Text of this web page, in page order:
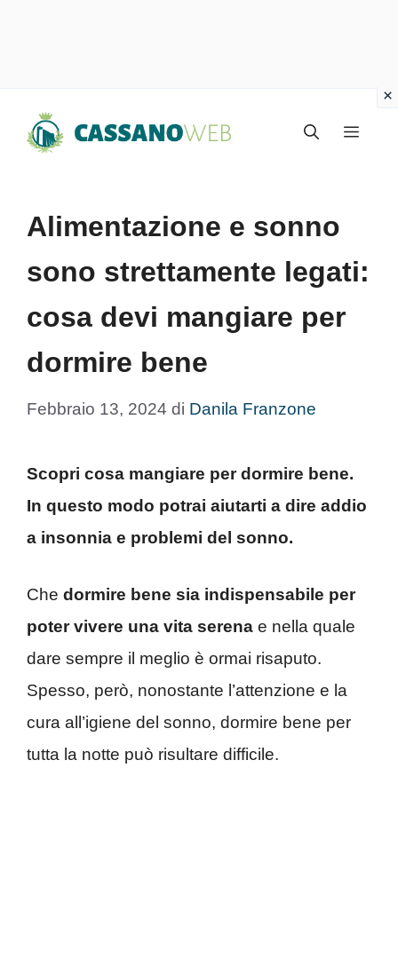
Menu
Alimentazione e sonno
sono strettamente legati:
cosa devi mangiare per
dormire bene
Febbraio 13, 2024 di Danila Franzone
Scopri cosa mangiare per dormire bene.
In questo modo potrai aiutarti a dire addio
a insonnia e problemi del sonno.
Che dormire bene sia indispensabile per
poter vivere una vita serena e nella quale
dare sempre il meglio è ormai risaputo.
Spesso, però, nonostante l’attenzione e la
cura all’igiene del sonno, dormire bene per
tutta la notte può risultare difficile.